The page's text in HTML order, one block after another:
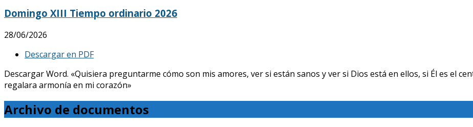
Domingo XIII Tiempo ordinario 2026
28/06/2026
Descargar en PDF
Descargar Word. «Quisiera preguntarme cómo son mis amores, ver si están sanos y ver si Dios está en ellos, si Él es el
regalara armonía en mi corazón»
Archivo de documentos